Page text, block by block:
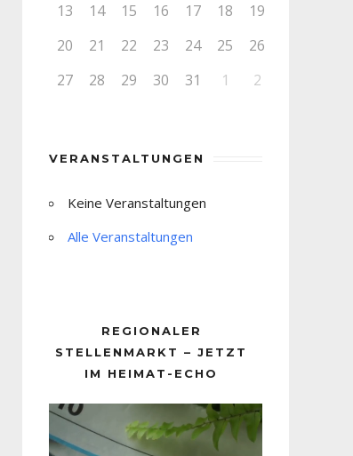
13
14 15 16 17 18
19
20
21 22 23 24 25
26
27
28 29 30 31 1 2
VERANSTALTUNGEN
Keine Veranstaltungen
Alle Veranstaltungen
REGIONALER
STELLENMARKT – JETZT
IM HEIMAT-ECHO
Player